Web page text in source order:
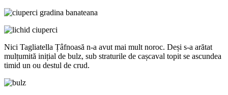
Nici Tagliatella Țâfnoasă n-a avut mai mult noroc. Deși s-a arătat
mulțumită inițial de bulz, sub straturile de cașcaval topit se ascundea
timid un ou destul de crud.